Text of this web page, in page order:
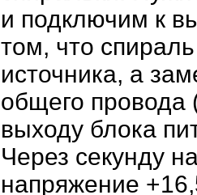
и подключим к
том, что
источника, а
общего провода
выходу блока
Через секунду
напряжение